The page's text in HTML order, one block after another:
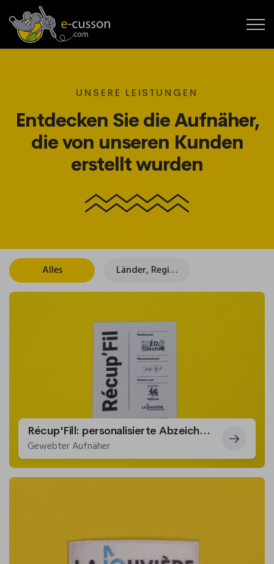
UNSERE LEISTUNGEN
Entdecken Sie die Aufnäher,
die von unseren Kunden
erstellt wurden
Alles Länder, Regionen und Städte
Récup'Fill: personalisierte Abzeichen als Taschenetikett
Gewebter Aufnäher